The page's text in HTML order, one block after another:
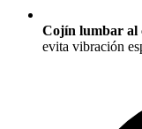
Cojín lumbar al
evita vibración